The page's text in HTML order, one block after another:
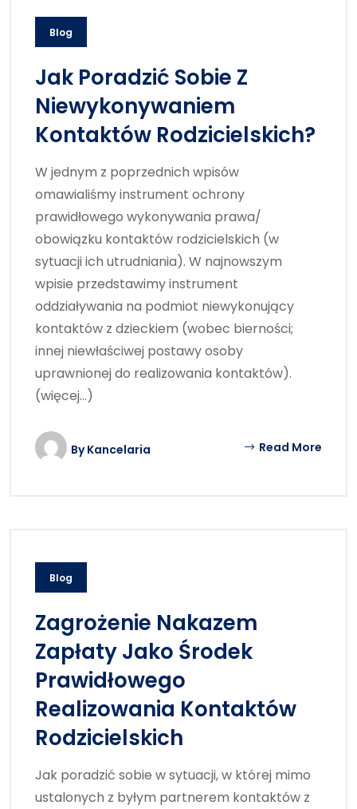
Blog
Jak Poradzić Sobie Z
Niewykonywaniem
Kontaktów Rodzicielskich?
W jednym z poprzednich wpisów
omawialiśmy instrument ochrony
prawidłowego wykonywania prawa/
obowiązku kontaktów rodzicielskich (w
sytuacji ich utrudniania). W najnowszym
wpisie przedstawimy instrument
oddziaływania na podmiot niewykonujący
kontaktów z dzieckiem (wobec bierności;
innej niewłaściwej postawy osoby
uprawnionej do realizowania kontaktów).
(więcej…)
ByKancelaria Read More
Blog
Zagrożenie Nakazem
Zapłaty Jako Środek
Prawidłowego
Realizowania Kontaktów
Rodzicielskich
Jak poradzić sobie w sytuacji, w której mimo
ustalonych z byłym partnerem kontaktów z